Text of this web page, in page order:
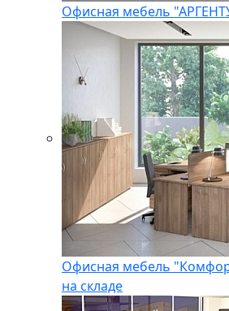
Офисная мебель
Офисная мебель
на складе